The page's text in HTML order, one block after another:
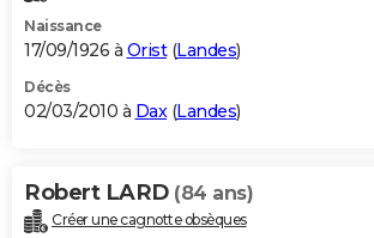
Naissance
17/09/1926 à Orist(Landes)
Décès
02/03/2010 à Dax(Landes)
Robert LARD (84 ans)
Créer une cagnotte obsèques